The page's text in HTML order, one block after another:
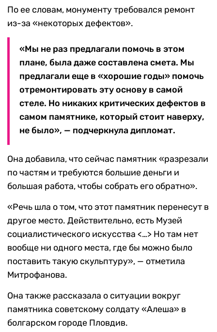
По ее словам, монументу требовался ремонт
из-за «некоторых дефектов».
«Мы не раз предлагали помочь в этом
плане, была даже составлена смета. Мы
предлагали еще в «хорошие годы» помочь
отремонтировать эту основу в самой
стеле. Но никаких критических дефектов в
самом памятнике, который стоит наверху,
не было», — подчеркнула дипломат.
Она добавила, что сейчас памятник «разрезали
по частям и требуются большие деньги и
большая работа, чтобы собрать его обратно».
«Речь шла о том, что этот памятник перенесут в
другое место. Действительно, есть Музей
социалистического искусства <…> Но там нет
вообще ни одного места, где бы можно было
поставить такую скульптуру», — отметила
Митрофанова.
Она также рассказала о ситуации вокруг
памятника советскому солдату «Алеша» в
болгарском городе Пловдив.